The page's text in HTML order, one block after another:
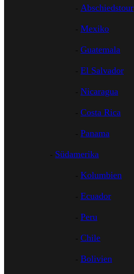
Abschiedstour
Mexiko
Guatemala
El Salvador
Nicaragua
Costa Rica
Panama
Südamerika
Kolumbien
Ecuador
Peru
Chile
Bolivien